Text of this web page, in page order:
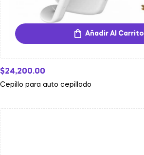
Añadir Al Carrito
$24,200.00
Cepillo para auto cepillado